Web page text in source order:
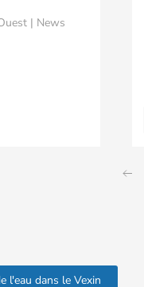
| News
l'eau dans le Vexin